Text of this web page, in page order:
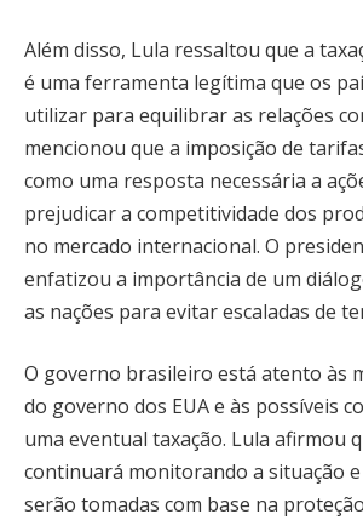
Além disso, Lula ressaltou que a
é uma ferramenta legítima que os
utilizar para equilibrar as relações
mencionou que a imposição de
como uma resposta necessária a
prejudicar a competitividade dos
no mercado internacional. O
enfatizou a importância de um
as nações para evitar escaladas de
O governo brasileiro está atento às
do governo dos EUA e às possíveis
uma eventual taxação. Lula afirmou
continuará monitorando a situação e
serão tomadas com base na